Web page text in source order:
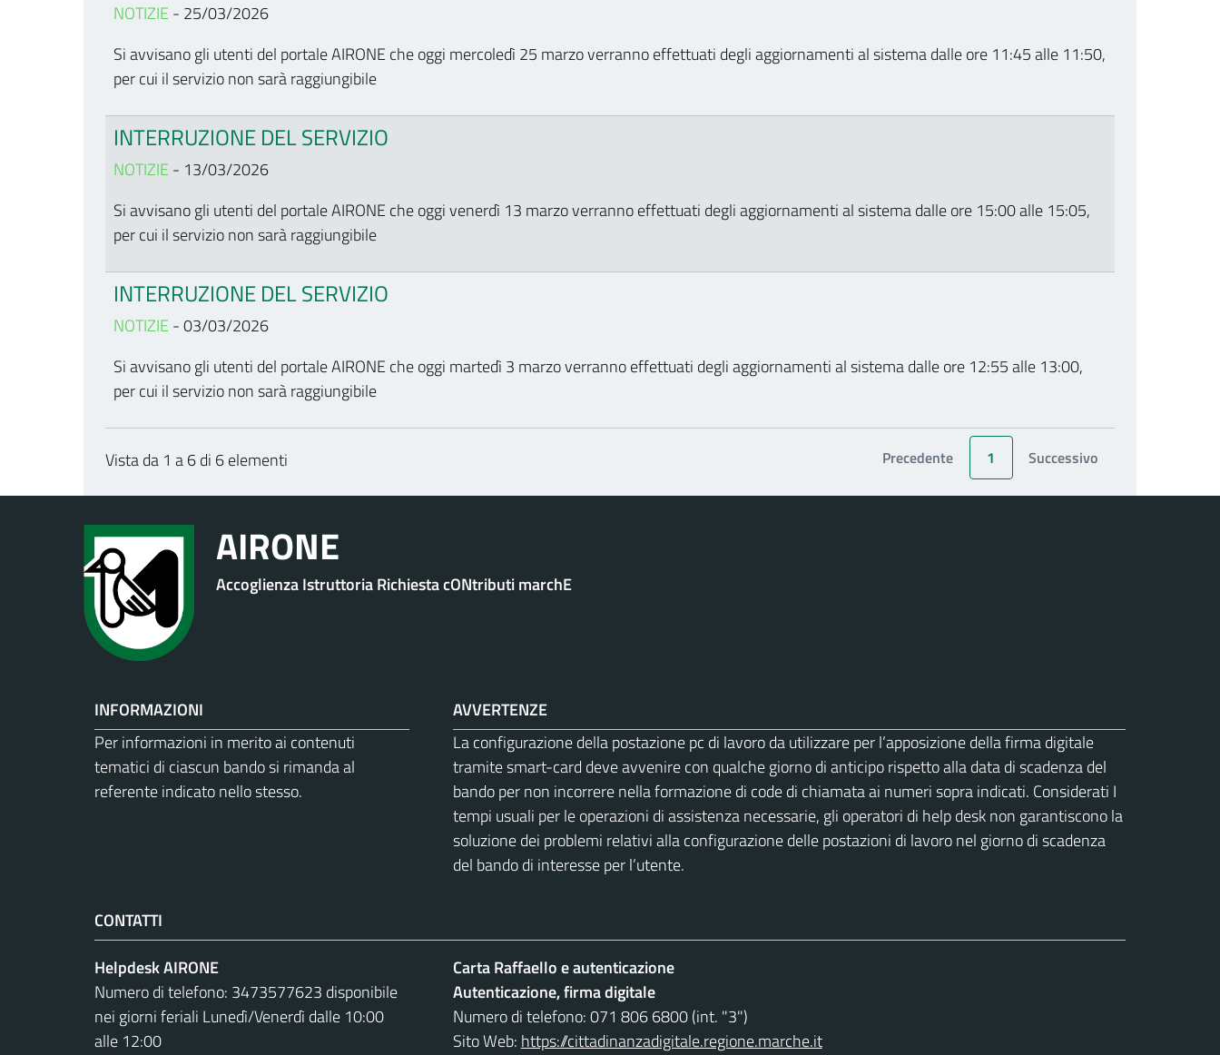
NOTIZIE - 25/03/2026
Si avvisano gli utenti del portale AIRONE che oggi mercoledì 25 marzo verranno effettuati degli aggiornamenti al sistema dalle ore 11:45 alle 11:50,
per cui il servizio non sarà raggiungibile
INTERRUZIONE DEL SERVIZIO
NOTIZIE - 13/03/2026
Si avvisano gli utenti del portale AIRONE che oggi venerdì 13 marzo verranno effettuati degli aggiornamenti al sistema dalle ore 15:00 alle 15:05,
per cui il servizio non sarà raggiungibile
INTERRUZIONE DEL SERVIZIO
NOTIZIE - 03/03/2026
Si avvisano gli utenti del portale AIRONE che oggi martedì 3 marzo verranno effettuati degli aggiornamenti al sistema dalle ore 12:55 alle 13:00,
per cui il servizio non sarà raggiungibile
Vista da 1 a 6 di 6 elementi Precedente 1 Successivo
AIRONE
Accoglienza Istruttoria Richiesta cONtributi marchE
INFORMAZIONI
Per informazioni in merito ai contenuti
tematici di ciascun bando si rimanda al
referente indicato nello stesso.
AVVERTENZE
La configurazione della postazione pc di lavoro da utilizzare per l’apposizione della firma digitale
tramite smart-card deve avvenire con qualche giorno di anticipo rispetto alla data di scadenza del
bando per non incorrere nella formazione di code di chiamata ai numeri sopra indicati. Considerati I
tempi usuali per le operazioni di assistenza necessarie, gli operatori di help desk non garantiscono la
soluzione dei problemi relativi alla configurazione delle postazioni di lavoro nel giorno di scadenza
del bando di interesse per l’utente.
CONTATTI
Helpdesk AIRONE
Numero di telefono: 3473577623 disponibile
nei giorni feriali Lunedì/Venerdì dalle 10:00
alle 12:00
Carta Raffaello e autenticazione
Autenticazione, firma digitale
Numero di telefono: 071 806 6800 (int. "3")
Sito Web: https://cittadinanzadigitale.regione.marche.it